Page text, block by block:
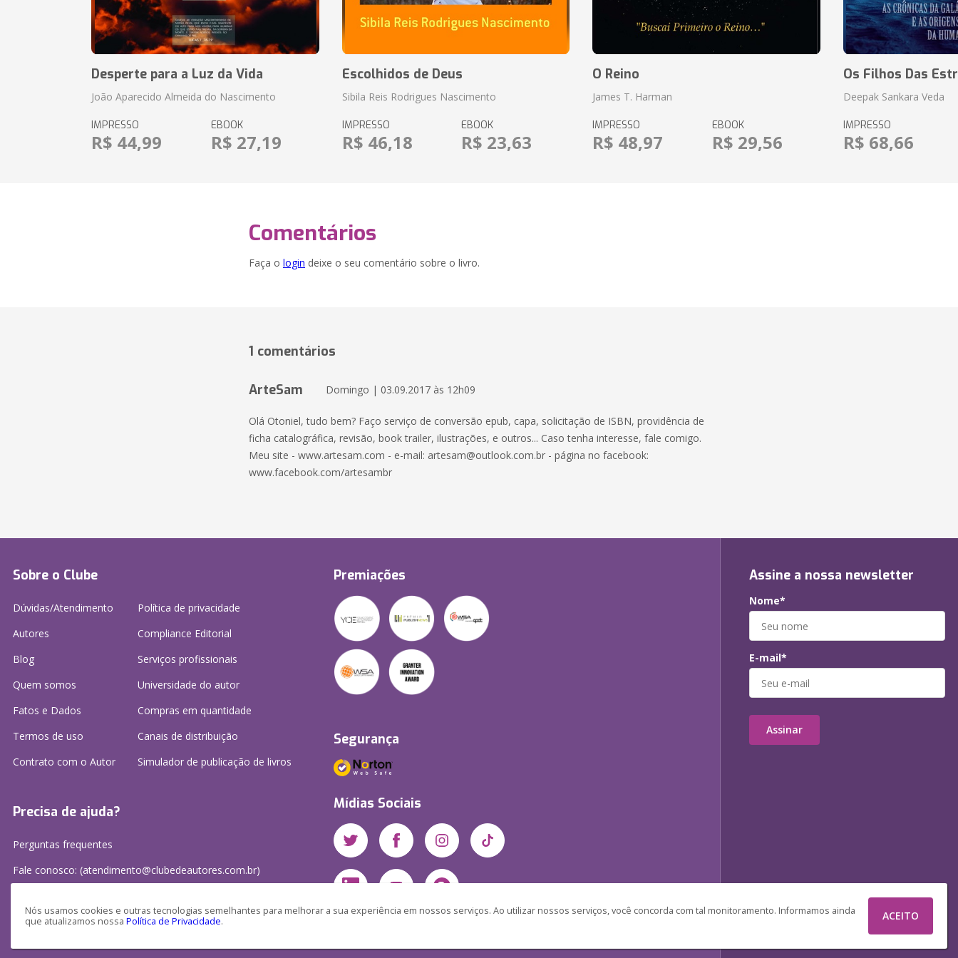
Nós usamos cookies e outras tecnologias semelhantes para melhorar a sua experiência em nossos serviços. Ao utilizar nossos serviços, você concorda com tal monitoramento. Informamos ainda
que atualizamos nossa Política de Privacidade. ACEITO
Desperte para a Luz da Vida
João Aparecido Almeida do Nascimento
IMPRESSO
R$ 44,99
EBOOK
R$ 27,19
Escolhidos de Deus
Sibila Reis Rodrigues Nascimento
IMPRESSO
R$ 46,18
EBOOK
R$ 23,63
O Reino
James T. Harman
IMPRESSO
R$ 48,97
EBOOK
R$ 29,56
Os Filhos Das
Deepak Sankara Veda
IMPRESSO
R$ 68,66
Comentários
Faça o login deixe o seu comentário sobre o livro.
1 comentários
ArteSam Domingo | 03.09.2017 às 12h09
Olá Otoniel, tudo bem? Faço serviço de conversão epub, capa, solicitação de ISBN, providência de
ficha catalográfica, revisão, book trailer, ilustrações, e outros... Caso tenha interesse, fale comigo.
Meu site - www.artesam.com - e-mail: artesam@outlook.com.br - página no facebook:
www.facebook.com/artesambr
Sobre o Clube
Dúvidas/Atendimento
Autores
Blog
Quem somos
Fatos e Dados
Termos de uso
Contrato com o Autor
Política de privacidade
Compliance Editorial
Serviços profissionais
Universidade do autor
Compras em quantidade
Canais de distribuição
Simulador de publicação de livros
Precisa de ajuda?
Perguntas frequentes
Fale conosco: (atendimento@clubedeautores.com.br)
Premiações
Segurança
Mídias Sociais
Assine a nossa newsletter
Nome*
E-mail*
Assinar
Clube de Autores Publicações S/A - CNPJ: 16.779.786/0001-27